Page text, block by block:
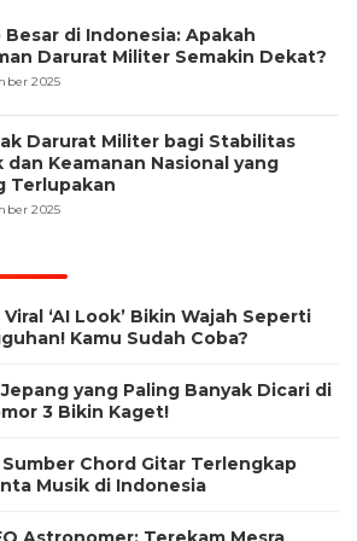
Besar di Indonesia: Apakah
Darurat Militer Semakin Dekat?
2025
Darurat Militer bagi Stabilitas
dan Keamanan Nasional yang
Terlupakan
2025
‘AI Look’ Bikin Wajah Seperti
Kamu Sudah Coba?
Jepang yang Paling Banyak Dicari di
3 Bikin Kaget!
Chord Gitar Terlengkap
Musik di Indonesia